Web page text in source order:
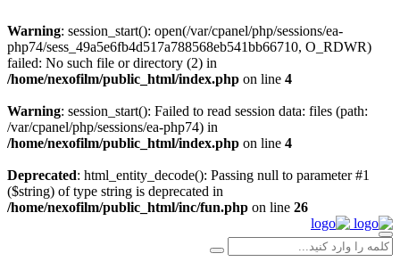
Warning: session_start(): open(/var/cpanel/php/sessions/ea-
php74/sess_49a5e6fb4d517a788568eb541bb66710, O_RDWR)
failed: No such file or directory (2) in
/home/nexofilm/public_html/index.php on line 4
Warning: session_start(): Failed to read session data: files (path:
/var/cpanel/php/sessions/ea-php74) in
/home/nexofilm/public_html/index.php on line 4
Deprecated: html_entity_decode(): Passing null to parameter #1
($string) of type string is deprecated in
/home/nexofilm/public_html/inc/fun.php on line 26